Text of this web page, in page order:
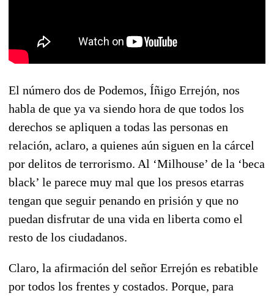
El número dos de Podemos, Íñigo Errejón, nos
habla de que ya va siendo hora de que todos los
derechos se apliquen a todas las personas en
relación, aclaro, a quienes aún siguen en la cárcel
por delitos de terrorismo. Al ‘Milhouse’ de la ‘beca
black’ le parece muy mal que los presos etarras
tengan que seguir penando en prisión y que no
puedan disfrutar de una vida en liberta como el
resto de los ciudadanos.
Claro, la afirmación del señor Errejón es rebatible
por todos los frentes y costados. Porque, para